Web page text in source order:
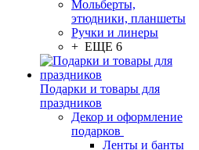
Мольберты,
этюдники, планшеты
Ручки и линеры
+ ЕЩЕ 6
Подарки и товары для
праздников
Декор и оформление
подарков
Ленты и банты